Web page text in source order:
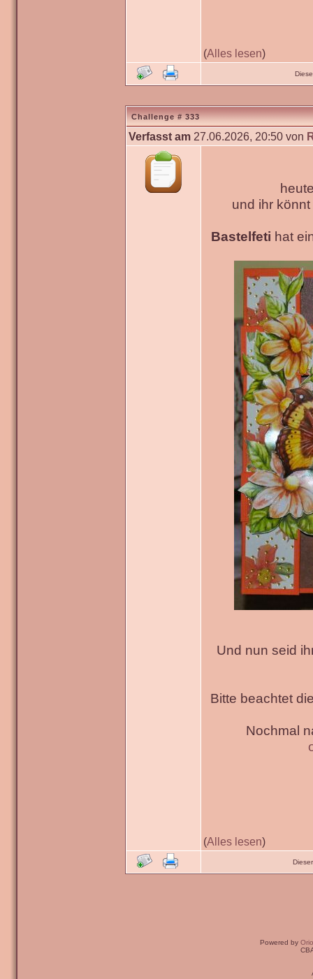
(Alles lesen)
Challenge # 333
Verfasst am 27.06.2026, 20:50 von
und ihr
Bastelfeti hat
Und nun seid
Bitte beachtet
Nochmal
(Alles lesen)
Powered by